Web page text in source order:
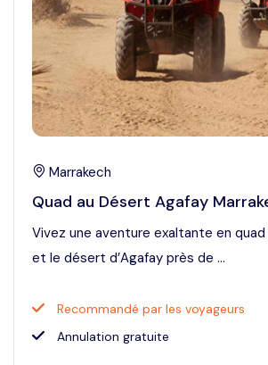
Marrakech
Quad au Désert Agafay
Vivez une aventure exaltante en
et le désert d’Agafay près de ...
Recommandé par les voyageurs
Annulation gratuite